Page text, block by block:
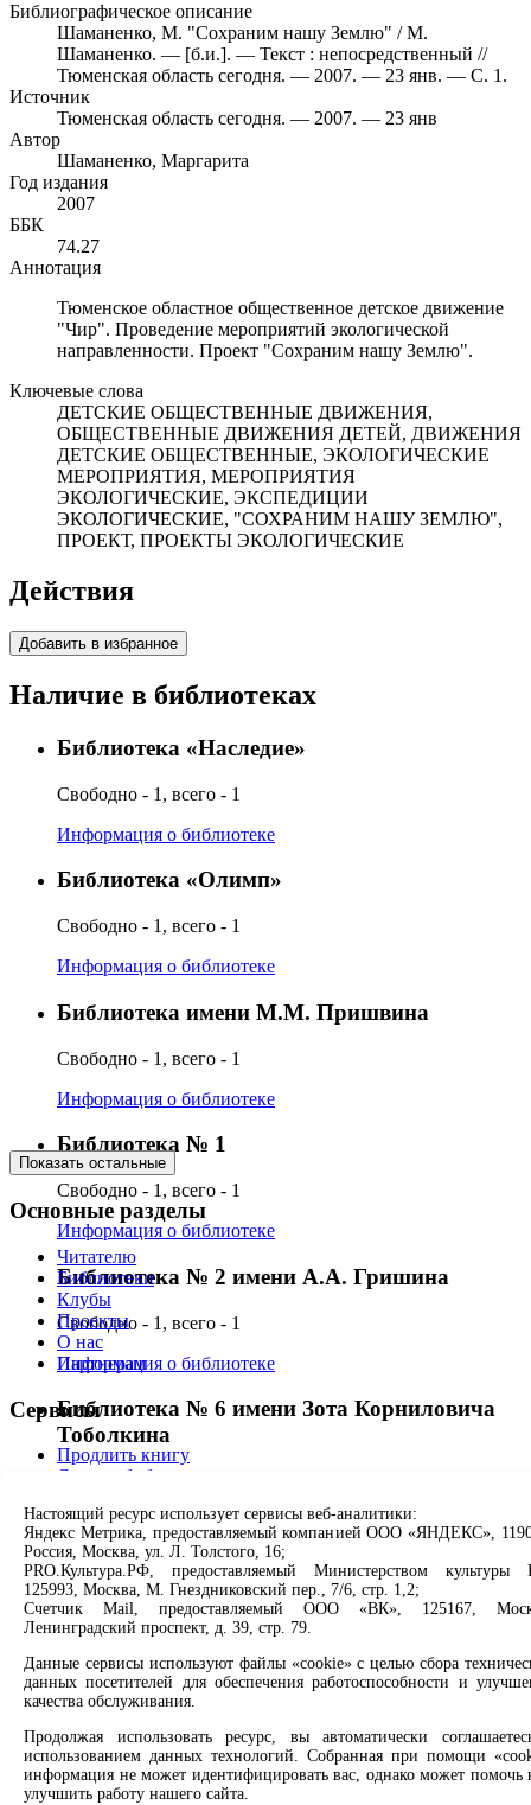
Библиографическое описание
Шаманенко, М. "Сохраним нашу Землю" / М.
Шаманенко. — [б.и.]. — Текст : непосредственный //
Тюменская область сегодня. — 2007. — 23 янв. — С. 1.
Источник
Тюменская область сегодня. — 2007. — 23 янв
Автор
Шаманенко, Маргарита
Год издания
2007
ББК
74.27
Аннотация
Тюменское областное общественное детское движение
"Чир". Проведение мероприятий экологической
направленности. Проект "Сохраним нашу Землю".
Ключевые слова
ДЕТСКИЕ ОБЩЕСТВЕННЫЕ ДВИЖЕНИЯ,
ОБЩЕСТВЕННЫЕ ДВИЖЕНИЯ ДЕТЕЙ, ДВИЖЕНИЯ
ДЕТСКИЕ ОБЩЕСТВЕННЫЕ, ЭКОЛОГИЧЕСКИЕ
МЕРОПРИЯТИЯ, МЕРОПРИЯТИЯ
ЭКОЛОГИЧЕСКИЕ, ЭКСПЕДИЦИИ
ЭКОЛОГИЧЕСКИЕ, "СОХРАНИМ НАШУ ЗЕМЛЮ",
ПРОЕКТ, ПРОЕКТЫ ЭКОЛОГИЧЕСКИЕ
Действия
Добавить в избранное
Наличие в библиотеках
Библиотека «Наследие»
Свободно - 1, всего - 1
Информация о библиотеке
Библиотека «Олимп»
Свободно - 1, всего - 1
Информация о библиотеке
Библиотека имени М.М. Пришвина
Свободно - 1, всего - 1
Информация о библиотеке
Библиотека № 1
Свободно - 1, всего - 1
Информация о библиотеке
Библиотека № 2 имени А.А. Гришина
Свободно - 1, всего - 1
Информация о библиотеке
Библиотека № 6 имени Зота Корниловича
Тоболкина
Информация о библиотеке
Библиотека № 7 имени И.М. Ермакова
Свободно - 1, всего - 1
Информация о библиотеке
Библиотека № 8 имени А.П. Чехова
Свободно - 1, всего - 1
Информация о библиотеке
Показать остальные
Основные разделы
Читателю
Библиотеки
Клубы
Проекты
О нас
Партнерам
Сервисы
Продлить книгу
Спроси библиотекаря
Оцените качество услуг
Направить обращение директору
Соцсети
Вконтакте
Max
Rutube
Заметили опечатку? Выделите текст с ошибкой и нажмите
клавиши Ctrl+Enter или ссылку ниже
Настоящий ресурс использует сервисы веб-аналитики:
Яндекс Метрика, предоставляемый компанией ООО «ЯНДЕКС»,
Россия, Москва, ул. Л. Толстого, 16;
PRO.Культура.РФ, предоставляемый Министерством культуры
125993, Москва, М. Гнездниковский пер., 7/6, стр. 1,2;
Счетчик Mail, предоставляемый ООО «ВК», 125167,
Ленинградский проспект, д. 39, стр. 79.
Данные сервисы используют файлы «cookie» с целью сбора
данных посетителей для обеспечения работоспособности и
качества обслуживания.
Продолжая использовать ресурс, вы автоматически
использованием данных технологий. Собранная при помощи
информация не может идентифицировать вас, однако может помочь
улучшить работу нашего сайта.